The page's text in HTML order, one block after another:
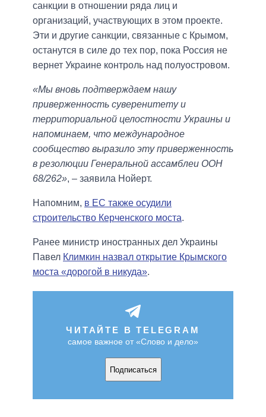
санкции в отношении ряда лиц и
организаций, участвующих в этом проекте.
Эти и другие санкции, связанные с Крымом,
останутся в силе до тех пор, пока Россия не
вернет Украине контроль над полуостровом.
«Мы вновь подтверждаем нашу
приверженность суверенитету и
территориальной целостности Украины и
напоминаем, что международное
сообщество выразило эту приверженность
в резолюции Генеральной ассамблеи ООН
68/262», – заявила Нойерт.
Напомним, в ЕС также осудили
строительство Керченского моста.
Ранее министр иностранных дел Украины
Павел Климкин назвал открытие Крымского
моста «дорогой в никуда».
ЧИТАЙТЕ В TELEGRAM
самое важное от «Слово и дело»
Подписаться